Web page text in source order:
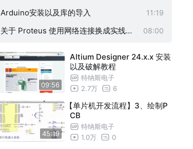
图片或LOGO
Arduino安装以及库的导入 11:19
关于 Proteus 使用网络连接换成实线连
08:00
09:56
Altium Designer 24.x.x 安装
以及破解教程
特纳斯电子
2.7万
6
45:19
【单片机开发流程】3、绘制P
CB
特纳斯电子
1.0万
0